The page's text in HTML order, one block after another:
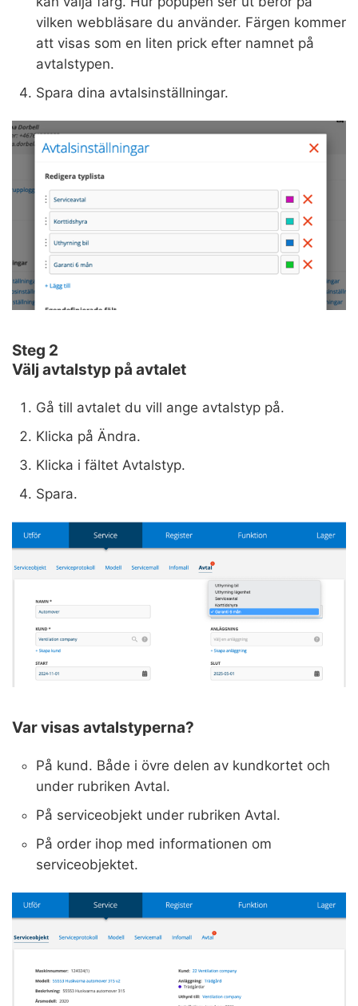
vilken webbläsare du använder. Färgen kommer
att visas som en liten prick efter namnet på
avtalstypen.
Spara dina avtalsinställningar.
Steg 2
Välj avtalstyp på avtalet
Gå till avtalet du vill ange avtalstyp på.
Klicka på Ändra.
Klicka i fältet Avtalstyp.
Spara.
Var visas avtalstyperna?
På kund. Både i övre delen av kundkortet och
under rubriken Avtal.
På serviceobjekt under rubriken Avtal.
På order ihop med informationen om
serviceobjektet.